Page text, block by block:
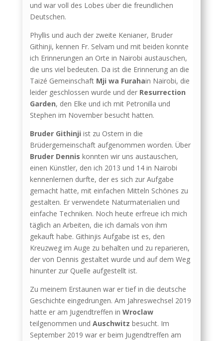
und war voll des Lobes über die freundlichen
Deutschen.
Phyllis und auch der zweite Kenianer, Bruder
Githinji, kennen Fr. Selvam und mit beiden konnte
ich Erinnerungen an Orte in Nairobi austauschen,
die uns viel bedeuten. Da ist die Erinnerung an die
Taizé Gemeinschaft Mji wa Furahain Nairobi, die
leider geschlossen wurde und der Resurrection
Garden, den Elke und ich mit Petronilla und
Stephen im November besucht hatten.
Bruder Githinji ist zu Ostern in die
Brüdergemeinschaft aufgenommen worden. Über
Bruder Dennis konnten wir uns austauschen,
einen Künstler, den ich 2013 und 14 in Nairobi
kennenlernen durfte, der es sich zur Aufgabe
gemacht hatte, mit einfachen Mitteln Schönes zu
gestalten. Er verwendete Naturmaterialien und
einfache Techniken. Noch heute erfreue ich mich
täglich an Arbeiten, die ich damals von ihm
gekauft habe. Githinjis Aufgabe ist es, den
Kreuzweg im Auge zu behalten und zu reparieren,
der von Dennis gestaltet wurde und auf dem Weg
hinunter zur Quelle aufgestellt ist.
Zu meinem Erstaunen war er tief in die deutsche
Geschichte eingedrungen. Am Jahreswechsel 2019
hatte er am Jugendtreffen in Wroclaw
teilgenommen und Auschwitz besucht. Im
September 2019 war er beim Jugendtreffen am